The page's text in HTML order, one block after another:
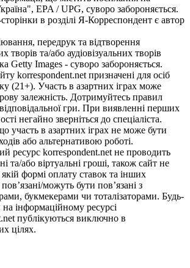
EPA / UPG, суворо забороняється.
в розділі Я-Корреспондент є автор
передрук та відтворення
творів та/або аудіовізуальних творів
Getty Images - суворо забороняється.
korrespondent.net призначені для осіб
(21+). Участь в азартних іграх може
залежність. Дотримуйтесь правил
гри. При виявленні перших
негайно зверніться до спеціаліста.
участь в азартних іграх не може бути
або альтернативою роботі.
ресурс korrespondent.net не проводить
та/або віртуальні гроші, також сайт не
формі оплату ставок та інших
можуть бути пов’язані з
букмекерами чи тоталізаторами. Будь-
на інформаційному ресурсі
публікуються виключно в
цілях.